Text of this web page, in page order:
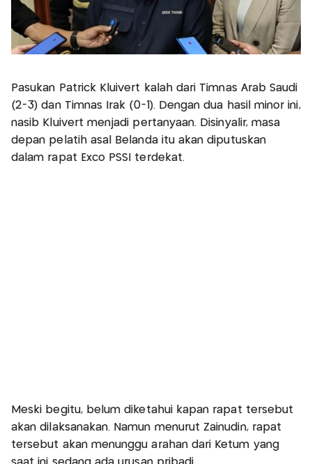
Pasukan Patrick Kluivert kalah dari Timnas Arab Saudi
(2-3) dan Timnas Irak (0-1). Dengan dua hasil minor ini,
nasib Kluivert menjadi pertanyaan. Disinyalir, masa
depan pelatih asal Belanda itu akan diputuskan
dalam rapat Exco PSSI terdekat.
Meski begitu, belum diketahui kapan rapat tersebut
akan dilaksanakan. Namun menurut Zainudin, rapat
tersebut akan menunggu arahan dari Ketum yang